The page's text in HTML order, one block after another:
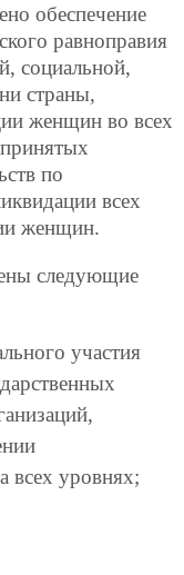
обеспечение
равноправия
социальной,
страны,
женщин во всех
принятых
по
всех
женщин.
следующие
участия
всех уровнях;